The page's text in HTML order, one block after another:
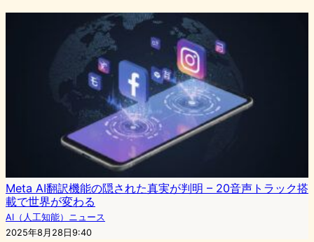
Meta AI翻訳機能の隠された真実が判明 – 20音声トラック搭
載で世界が変わる
AI（人工知能）ニュース
2025年8月28日9:40